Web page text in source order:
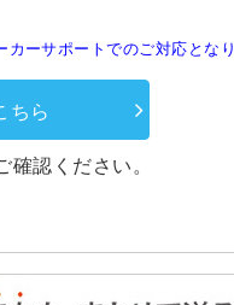
ーサポートでのご対応とな
ちら
確認ください。